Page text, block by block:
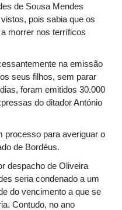
de Sousa Mendes
pois sabia que os
morrer nos terríficos
na emissão
seus filhos, sem parar
foram emitidos 30.000
do ditador António
processo para averiguar o
de Bordéus.
despacho de Oliveira
seria condenado a um
do vencimento a que se
Contudo, no ano